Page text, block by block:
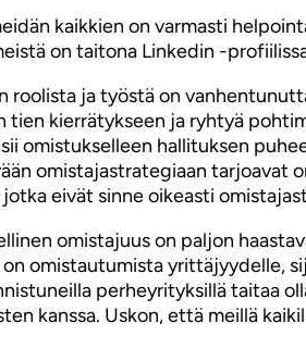
kaikkien on varmasti
on taitona Linkedin -
roolista ja työstä on
tien kierrätykseen ja ryhtyä
omistukselleen hallituksen
omistajastrategiaan tarjoavat
jotka eivät sinne oikeasti
omistajuus on paljon
omistautumista yrittäjyydelle,
perheyrityksillä taitaa
kanssa. Uskon, että meillä